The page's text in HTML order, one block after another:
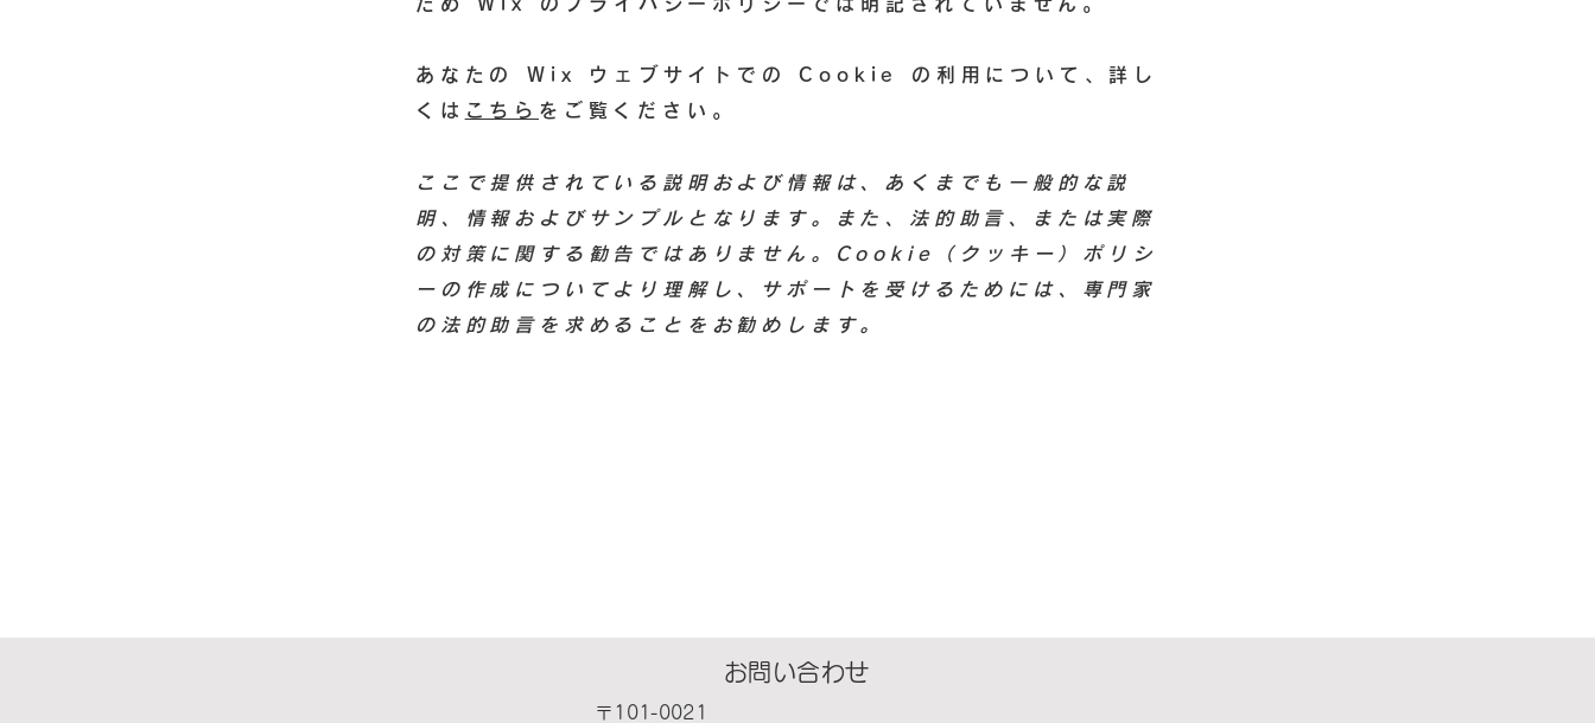
あなたの Wix ウェブサイトでの Cookie の利用について、詳し
くは こちら をご覧ください。
ここで提供されている説明および情報は、あくまでも一般的な説
明、情報およびサンプルとなります。また、法的助言、または実際
の対策に関する勧告ではありません。Cookie（クッキー）ポリシ
ーの作成についてより理解し、サポートを受けるためには、専門家
の法的助言を求めることをお勧めします。
​お問い合わせ
〒101-0021